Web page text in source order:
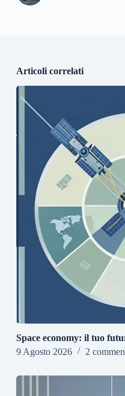
Articoli correlati
Space economy: il tuo
9 Agosto 2026
2